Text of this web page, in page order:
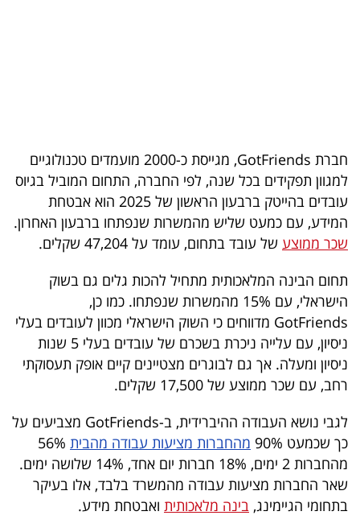
המילון
הכלכלי
פודקאסט
UNDER
40
שיתופי
דרושים
ניוזלטרים
חברת GotFriends, מגייסת כ-2000 מועמדים טכנולוגיים
למגוון תפקידים בכל שנה, לפי החברה, התחום המוביל בגיוס
עובדים בהייטק ברבעון הראשון של 2025 הוא אבטחת
המידע, עם כמעט שליש מהמשרות שנפתחו ברבעון האחרון.
שכר ממוצע של עובד בתחום, עומד על 47,204 שקלים.
תחום הבינה המלאכותית מתחיל להכות גלים גם בשוק
הישראלי, עם 15% מהמשרות שנפתחו. כמו כן,
GotFriends מדווחים כי השוק הישראלי מכוון לעובדים בעלי
ניסיון, עם עלייה ניכרת בשכרם של עובדים בעלי 5 שנות
ניסיון ומעלה. אך גם לבוגרים מצטיינים קיים אופק תעסוקתי
רחב, עם שכר ממוצע של 17,500 שקלים.
לגבי נושא העבודה ההיברידית, ב-GotFriends מצביעים על
כך שכמעט 90%
מהחברות מציעות עבודה מהבית 56%
מהחברות 2 ימים, 18% חברות יום אחד, 14% שלושה ימים.
שאר החברות מציעות עבודה מהמשרד בלבד, אלו בעיקר
בתחומי הגיימינג, בינה מלאכותית ואבטחת מידע.